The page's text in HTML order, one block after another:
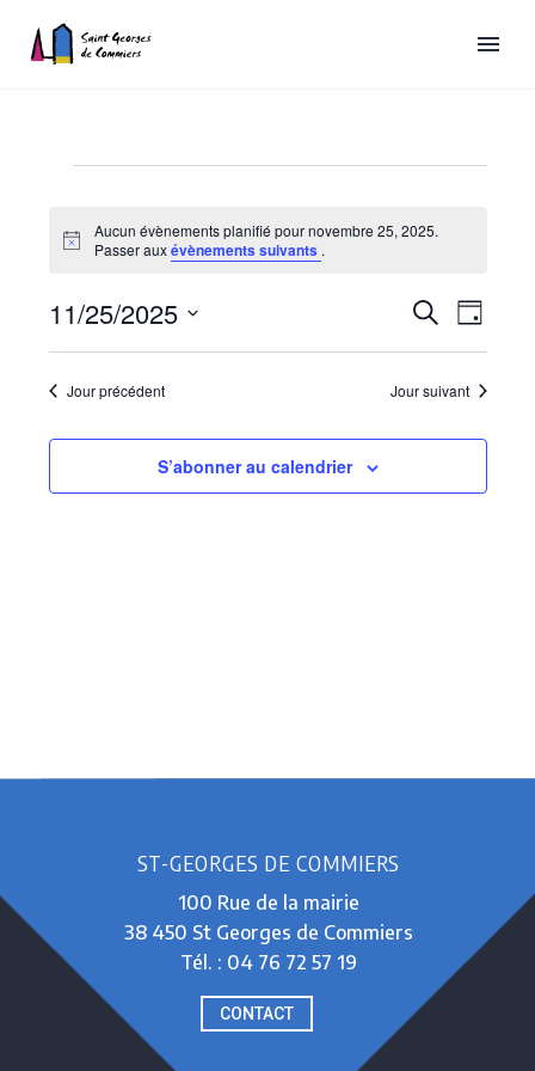
Évènements
for
novembre
25,
2025
Notice
Aucun évènements planifié pour novembre 25, 2025.
Passer auxévènements suivants .
et
Recherche
de
vues
Jour
11/25/2025
Sélectionnez
date.
Jour précédent Jour suivant
S’abonner au calendrier
ST-GEORGES DE COMMIERS
100 Rue de la mairie
38 450 St Georges de Commiers
Tél. : 04 76 72 57 19
CONTACT